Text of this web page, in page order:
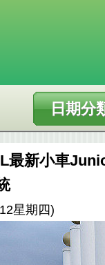
日期分
最新小車
星期四)